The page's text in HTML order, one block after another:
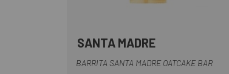
Multi
SANTA MADRE
BARRITA SANTA MADRE OATCAKE BAR